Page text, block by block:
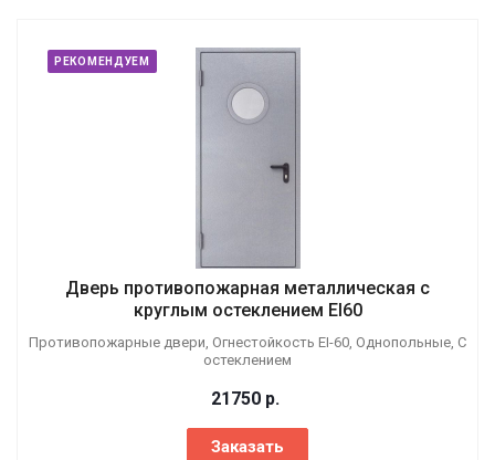
РЕКОМЕНДУЕМ
Дверь противопожарная металлическая с
круглым остеклением EI60
Противопожарные двери, Огнестойкость EI-60, Однопольные, С
остеклением
21750 р.
Заказать